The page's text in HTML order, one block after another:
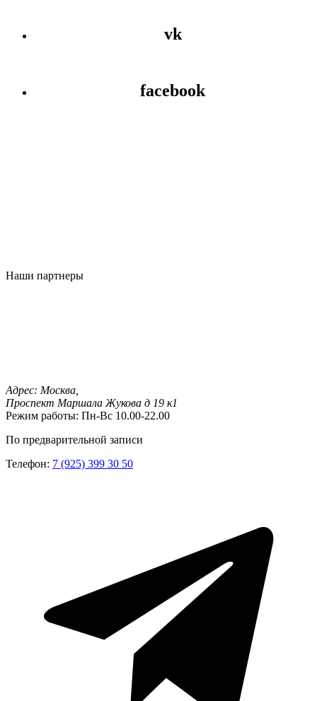
vk
facebook
Наши партнеры
Адрес: Москва,
Проспект Маршала Жукова д 19 к1
Режим работы: Пн-Вс 10.00-22.00
По предварительной записи
Телефон: 7 (925) 399 30 50